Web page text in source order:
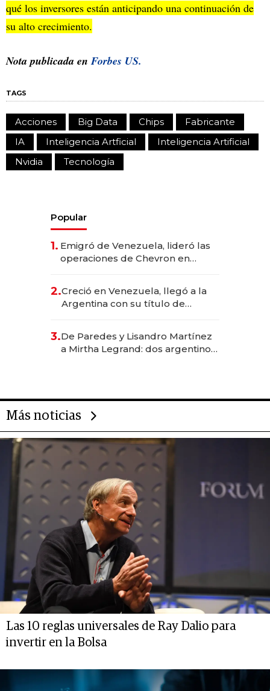
qué los inversores están anticipando una continuación de
su alto crecimiento.
Nota publicada enForbes US.
TAGS
Acciones Big Data Chips
Fabricante
IA
Inteligencia Artficial
Inteligencia Artificial
Nvidia
Tecnología
Popular
1. Emigró de Venezuela, lideró las
operaciones de Chevron en
2.Creció en Venezuela, llegó a la
Argentina con su título de
las marcas "fast premium"
3.De Paredes y Lisandro Martínez
a Mirtha Legrand: dos argentinos
Más noticias
Las 10 reglas universales de Ray Dalio para
invertir en la Bolsa